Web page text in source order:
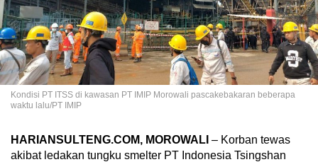
Kondisi PT ITSS di kawasan PT IMIP Morowali pascakebakaran beberapa
waktu lalu/PT IMIP
HARIANSULTENG.COM, MOROWALI – Korban tewas
akibat ledakan tungku smelter PT Indonesia Tsingshan